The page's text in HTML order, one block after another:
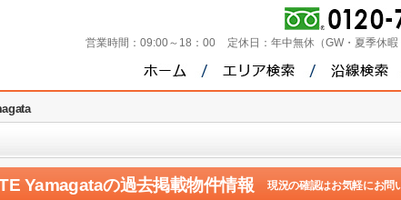
営業時間： 09:00～18：00 定休日： 年中無休（GW・夏季休暇
Yamagataの過去掲載物件情報 現況の確認はお気軽にお問